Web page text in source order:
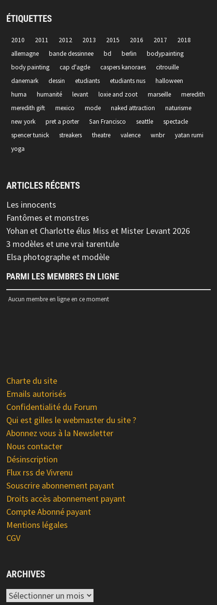
ÉTIQUETTES
2010 2011 2012 2013 2015 2016 2017
2018
allemagne
bande dessinnee bd berlin
bodypainting
body painting
cap d'agde caspers kanoraes
citrouille
danemark
dessin etudiants etudiants nus
halloween
huma
humanité levant loxie and zoot marseille
meredith
meredith gift
mexico mode naked attraction
naturisme
new york
pret a porter San Francisco seattle
spectacle
spencer tunick
streakers theatre valence wnbr
yatan rumi
yoga
ARTICLES RÉCENTS
Les innocents
Fantômes et monstres
Yohan et Charlotte élus Miss et Mister Levant 2026
3 modèles et une vrai tarentule
Elsa photographe et modèle
PARMI LES MEMBRES EN LIGNE
Aucun membre en ligne en ce moment
Charte du site
Emails autorisés
Confidentialité du Forum
Qui est gilles le webmaster du site ?
Abonnez vous à la Newsletter
Nous contacter
Désinscription
Flux rss de Vivrenu
Souscrire abonnement payant
Droits accès abonnement payant
Compte Abonné payant
Mentions légales
CGV
ARCHIVES
Archives